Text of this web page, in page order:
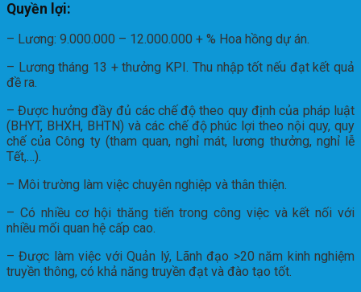
Quyền lợi:
– Lương: 9.000.000 – 12.000.000 + % Hoa hồng dự án.
– Lương tháng 13 + thưởng KPI. Thu nhập tốt nếu đạt kết quả
đề ra.
– Được hưởng đầy đủ các chế độ theo quy định của pháp luật
(BHYT, BHXH, BHTN) và các chế độ phúc lợi theo nội quy, quy
chế của Công ty (tham quan, nghỉ mát, lương thưởng, nghỉ lễ
Tết,…).
– Môi trường làm việc chuyên nghiệp và thân thiện.
– Có nhiều cơ hội thăng tiến trong công việc và kết nối với
nhiều mối quan hệ cấp cao.
– Được làm việc với Quản lý, Lãnh đạo >20 năm kinh nghiệm
truyền thông, có khả năng truyền đạt và đào tạo tốt.